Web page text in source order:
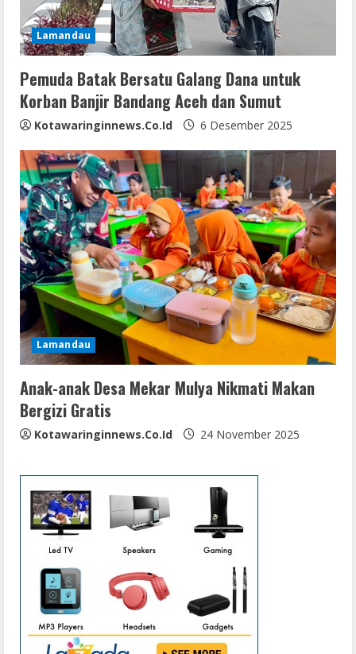
Lamandau
Pemuda Batak Bersatu Galang Dana untuk
Korban Banjir Bandang Aceh dan Sumut
Kotawaringinnews.co.id 6 Desember 2025
Lamandau
Anak-anak Desa Mekar Mulya Nikmati Makan
Bergizi Gratis
Kotawaringinnews.co.id 24 November 2025